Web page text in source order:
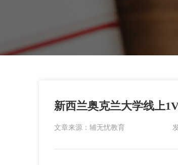
新西兰奥克兰大学线上
文章来源：辅无忧教育